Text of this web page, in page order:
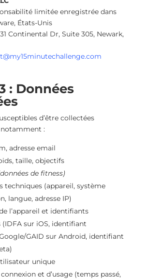
limitée enregistrée dans
États-Unis
Continental Dr, Suite 305, Newark,
: Données
d’être collectées
:
adresse email
taille, objectifs
de fitness)
techniques (appareil, système
langue, adresse IP)
l’appareil et identifiants
sur iOS, identifiant
GAID sur Android, identifiant
unique
et d’usage (temps passé,